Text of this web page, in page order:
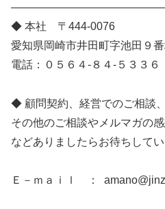
◆ 本社 〒444-0076
愛知県岡崎市井田町字池田９
電話：０５６４-８４-５３３６
◆ 顧問契約、経営でのご相談
その他のご相談やメルマガの
などありましたらお待ちしてい
Ｅ－ｍａｉｌ ：